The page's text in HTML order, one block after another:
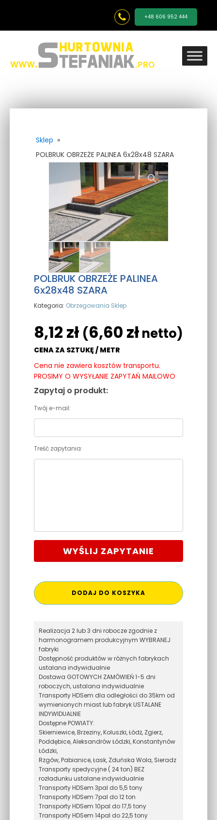
+48 606 952 444
Sklep »
POLBRUK OBRZEŻE PALINEA 6x28x48 SZARA
POLBRUK OBRZEŻE PALINEA
6x28x48 SZARA
Kategoria: Obrzegowania Sklep
8,12 zł (6,60 złnetto)
CENA ZA SZTUKĘ / METR
Cena nie zawiera kosztów transportu.
PROSIMY O WYSYŁANIE ZAPYTAŃ MAILOWO
Zapytaj o produkt:
Twój e-mail:
Treść zapytania:
WYŚLIJ ZAPYTANIE
DODAJ DO KOSZYKA
Realizacja 2 lub 3 dni robocze zgodnie z
harmonogramem produkcyjnym WYBRANEJ
fabryki
Dostępność produktów w różnych fabrykach
ustalana indywidualnie
Dostawa GOTOWYCH ZAMÓWIEŃ 1-5 dni
roboczych, ustalana indywidualnie
Transporty HDSem dla odległości do 35km od
wymienionych miast lub fabryk USTALANE
INDYWIDUALNIE
Dostępne POWIATY:
Skierniewice, Brzeziny, Koluszki, Łódż, Zgierz,
Poddębice, Aleksandrów Łódzki, Konstantynów
Łódzki,
Rzgów, Pabianice, Łask, Zduńska Wola, Sieradz
Transporty spedycyjne ( 24 ton) BEZ
rozładunku ustalane indywidualnie
Transporty HDSem 3pal do 5,5 tony
Transporty HDSem 7pal do 12 ton
Transporty HDSem 10pal do 17,5 tony
Transporty HDSem 14pal do 22,5 tony